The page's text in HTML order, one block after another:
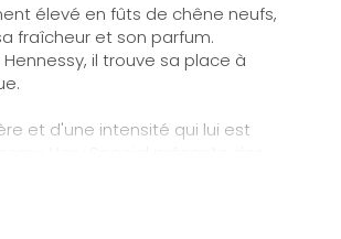
élevé en fûts de chêne neufs,
fraîcheur et son parfum.
il trouve sa place à
et d'une intensité qui lui est
et clairement définis en